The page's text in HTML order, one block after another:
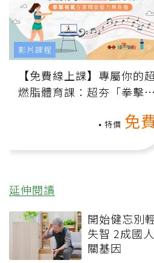
【免費線上課】專屬你的超
燃脂體育課：超夯「拳擊有
特價 免
影片課程
延伸閱讀
開始健忘別
失智 2成國
關基因